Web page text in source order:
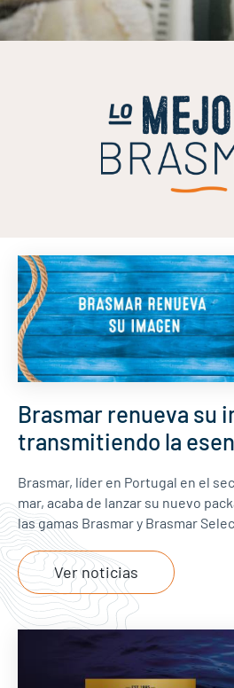
Brasmar renueva su
transmitiendo la
Brasmar, líder en Portugal en el
mar, acaba de lanzar su nuevo
las gamas Brasmar y Brasmar
Ver noticias